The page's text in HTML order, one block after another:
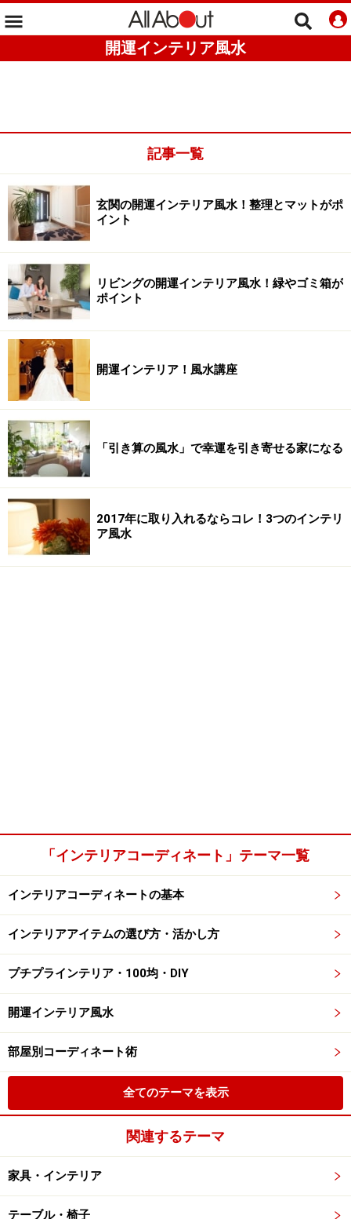
開運インテリア風水
記事一覧
玄関の開運インテリア風水！整理とマットがポ
イント
リビングの開運インテリア風水！緑やゴミ箱が
ポイント
開運インテリア！風水講座
「引き算の風水」で幸運を引き寄せる家になる
2017年に取り入れるならコレ！3つのインテリ
ア風水
「インテリアコーディネート」テーマ一覧
インテリアコーディネートの基本
インテリアアイテムの選び方・活かし方
プチプラインテリア・100均・DIY
開運インテリア風水
部屋別コーディネート術
全てのテーマを表示
関連するテーマ
家具・インテリア
テーブル・椅子